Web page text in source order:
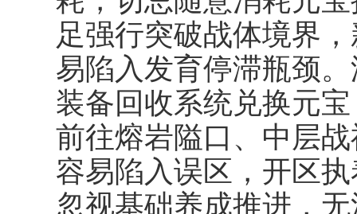
足强行突破战体境界
易陷入发育停滞瓶颈
装备回收系统兑换元
前往熔岩隘口、中层
容易陷入误区，开区
忽视基础养成推进，